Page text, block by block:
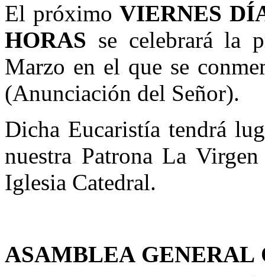
El próximoVIERNES
HORAS se celebrará la
Marzo en el que se
(Anunciación del Señor).
Dicha Eucaristía tendrá
nuestra Patrona La
Iglesia Catedral.
ASAMBLEA GENERAL